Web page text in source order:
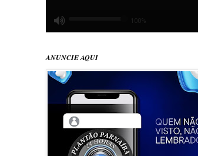
ANUNCIE AQUI